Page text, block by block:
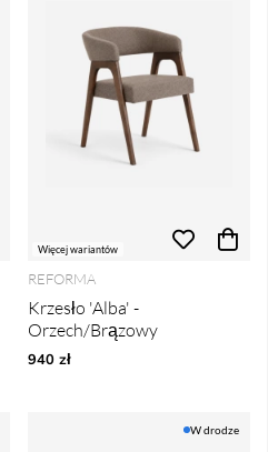
Więcej wariantów
REFORMA
Krzesło 'Alba' -
Orzech/Brązowy
940 zł
W drodze